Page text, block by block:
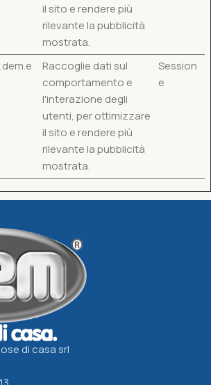
il sito e rendere più
rilevante la pubblicità
mostrata.
Raccoglie dati sul
comportamento e
l'interazione degli
utenti, per ottimizzare
il sito e rendere più
rilevante la pubblicità
mostrata.
Session
e
di casa srl